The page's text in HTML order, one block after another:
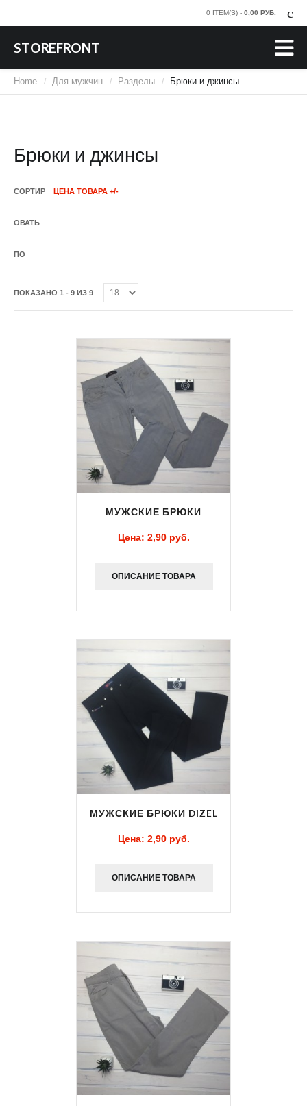
0 ITEM(S) - 0,00 PУБ.
STOREFRONT
Home / Для мужчин / Разделы / Брюки и джинсы
Брюки и джинсы
СОРТИР
ОВАТЬ
ПО
ЦЕНА ТОВАРА +/-
ПОКАЗАНО 1 - 9 ИЗ 9
МУЖСКИЕ БРЮКИ
Цена: 2,90 pуб.
ОПИСАНИЕ ТОВАРА
МУЖСКИЕ БРЮКИ DIZEL
Цена: 2,90 pуб.
ОПИСАНИЕ ТОВАРА